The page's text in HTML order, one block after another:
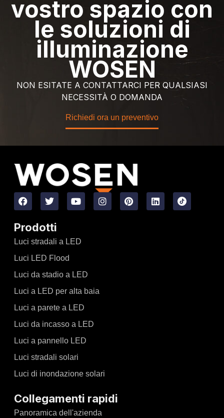
vostro spazio con
le soluzioni di
illuminazione
WOSEN
NON ESITATE A CONTATTARCI PER QUALSIASI
NECESSITÀ O DOMANDA
Richiedi ora un preventivo
Prodotti
Luci stradali a LED
Luci LED Flood
Luci da stadio a LED
Luci a LED per alta baia
Luci a parete a LED
Luci da incasso a LED
Luci a pannello LED
Luci stradali solari
Luci di inondazione solari
Collegamenti rapidi
Panoramica dell'azienda